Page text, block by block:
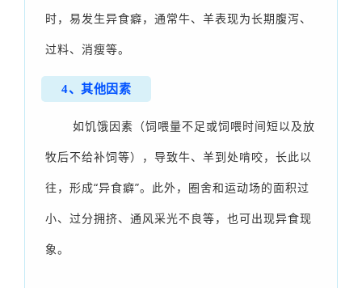
时，易发生异食癖，通常牛、羊表现为长期腹泻、
过料、消瘦等。
4、其他因素
如饥饿因素（饲喂量不足或饲喂时间短以及放
牧后不给补饲等），导致牛、羊到处啃咬，长此以
往，形成“异食癖”。此外，圈舍和运动场的面积过
小、过分拥挤、通风采光不良等，也可出现异食现
象。